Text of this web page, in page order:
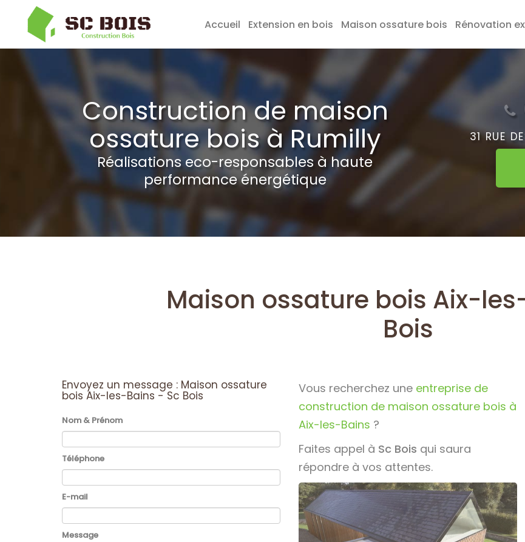
Aller
contenu
Accueil Extension en bois Maison ossature bois Rénovation
Construction de maison
ossature bois à Rumilly
Réalisations eco-responsables à haute
performance énergétique
31 RUE
Maison ossature bois Aix-
Bois
Envoyez un message : Maison ossature
bois Aix-les-Bains - Sc Bois
Nom & Prénom
Téléphone
E-mail
Message
Vous recherchez une entreprise de
construction de maison ossature bois à
Aix-les-Bains ?
Faites appel à Sc Bois qui saura
répondre à vos attentes.